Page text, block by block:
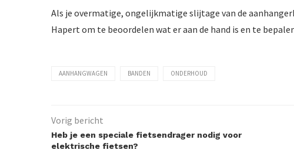
Als je overmatige, ongelijkmatige slijtage van de
Hapert om te beoordelen wat er aan de hand is en te
AANHANGWAGEN BANDEN ONDERHOUD
Vorig bericht
Heb je een speciale fietsendrager nodig voor
elektrische fietsen?